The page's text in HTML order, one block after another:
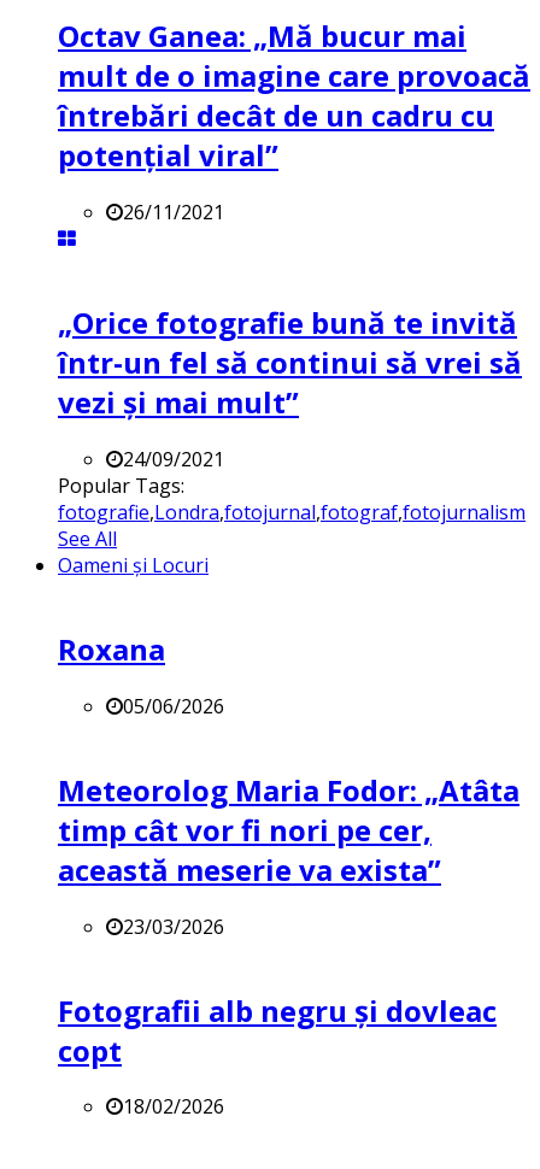
Octav Ganea: „Mă bucur mai
mult de o imagine care provoacă
întrebări decât de un cadru cu
potenţial viral”
26/11/2021
„Orice fotografie bună te invită
într-un fel să continui să vrei să
vezi și mai mult”
24/09/2021
Popular Tags:
fotografie,Londra,fotojurnal,fotograf,fotojurnalism
See All
Oameni și Locuri
Roxana
05/06/2026
Meteorolog Maria Fodor: „Atâta
timp cât vor fi nori pe cer,
această meserie va exista”
23/03/2026
Fotografii alb negru și dovleac
copt
18/02/2026